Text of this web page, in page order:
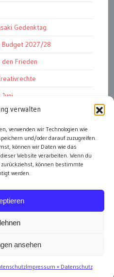
verwalten
verwenden wir Technologien wie
und/oder darauf zuzugreifen.
können wir Daten wie das
Website verarbeiten. Wenn du
können bestimmte
werden.
ansehen
Impressum + Datenschutz
Gedenktag
Budget 2027/28
Frieden
ankommt
2026